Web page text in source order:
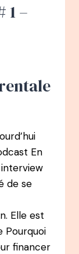
1 –
En
de se
Elle est
Pourquoi
financer